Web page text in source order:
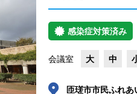
感染症対策済み
会議室 大 中
匝瑳市市民ふれあ